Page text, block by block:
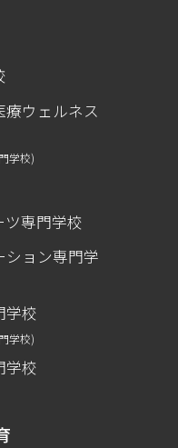
ウェルネス
学校)
専門学校
ション専門学
学校
学校)
学校